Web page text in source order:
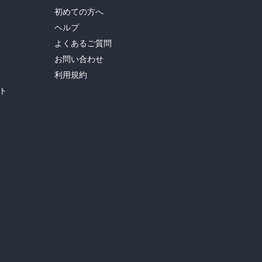
初めての方へ
ヘルプ
よくあるご質問
お問い合わせ
利用規約